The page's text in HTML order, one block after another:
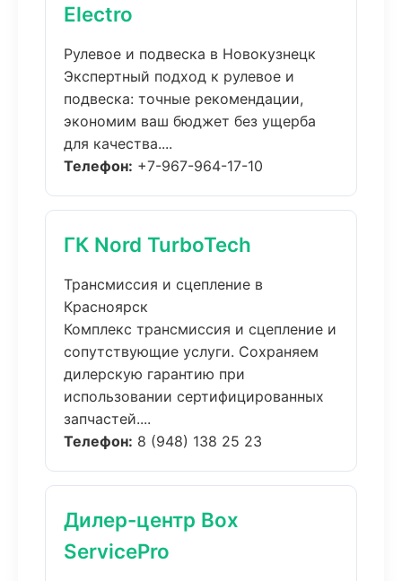
Electro
Рулевое и подвеска в Новокузнецк
Экспертный подход к рулевое и
подвеска: точные рекомендации,
экономим ваш бюджет без ущерба
для качества....
Телефон: +7-967-964-17-10
ГК Nord TurboTech
Трансмиссия и сцепление в
Красноярск
Комплекс трансмиссия и сцепление и
сопутствующие услуги. Сохраняем
дилерскую гарантию при
использовании сертифицированных
запчастей....
Телефон: 8 (948) 138 25 23
Дилер-центр Box
ServicePro